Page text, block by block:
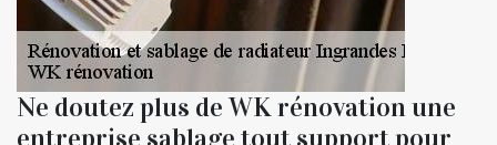
Ne doutez plus de WK rénovation une
entreprise sablage tout support pour